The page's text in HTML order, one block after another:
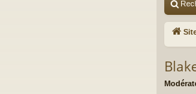
cc
ès
ra
pi
de